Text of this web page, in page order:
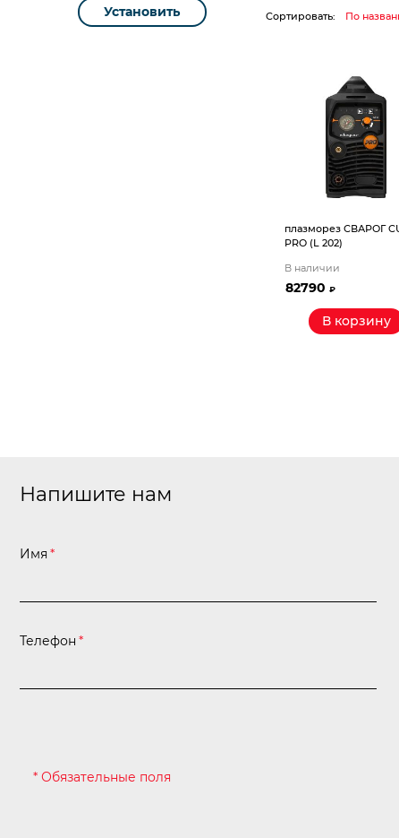
Клининговое оборудование
Строительное оборудование
Сортировать: По
плазморез СВАРОГ
PRO (L 202)
В наличии
82790₽
В корзину
Установить
Напишите нам
Имя *
Телефон *
* Обязательные поля